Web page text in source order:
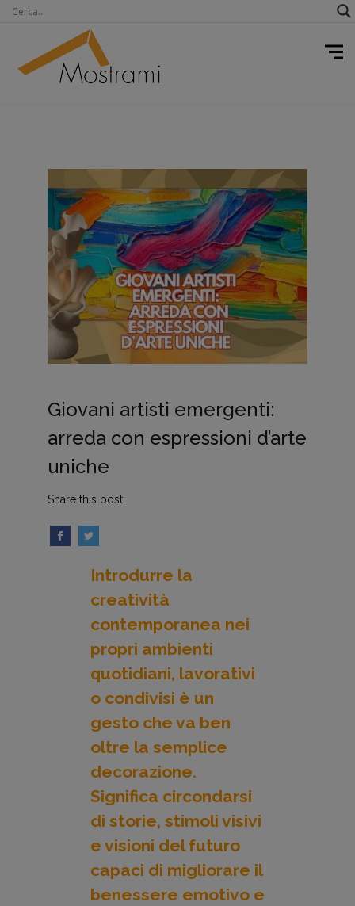
Giovani artisti emergenti:
arreda con espressioni d’arte
uniche
Share this post
Introdurre la
creatività
contemporanea nei
propri ambienti
quotidiani, lavorativi
o condivisi è un
gesto che va ben
oltre la semplice
decorazione.
Significa circondarsi
di storie, stimoli visivi
e visioni del futuro
capaci di migliorare il
benessere emotivo e